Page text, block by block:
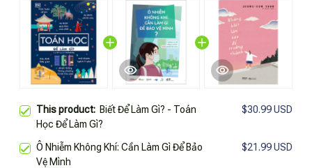
This product: Biết Để Làm Gì? - Toán
Học Để Làm Gì?
$30.99 USD
Ô Nhiễm Không Khí: Cần Làm Gì Để Bảo
Vệ Mình
$21.99 USD